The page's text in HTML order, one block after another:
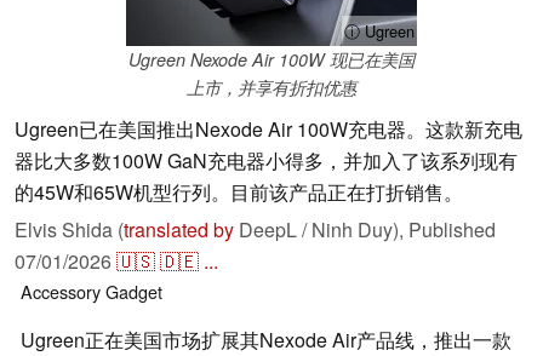
ⓘ Ugreen
Ugreen Nexode Air 100W 现已在美国
上市，并享有折扣优惠
Ugreen已在美国推出Nexode Air 100W充电器。这款新充电
器比大多数100W GaN充电器小得多，并加入了该系列现有
的45W和65W机型行列。目前该产品正在打折销售。
Elvis Shida (translated by DeepL / Ninh Duy), Published
07/01/2026🇺🇸🇩🇪 ...
AccessoryGadget
Ugreen正在美国市场扩展其Nexode Air产品线，推出一款